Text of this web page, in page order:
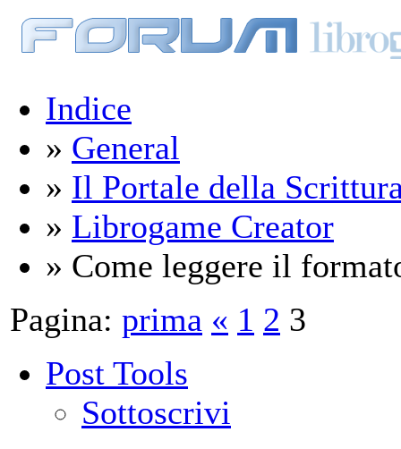
Indice
» General
» Il Portale della
» Librogame Creator
» Come leggere il
Pagina: prima « 1 2 3
Post Tools
Sottoscrivi